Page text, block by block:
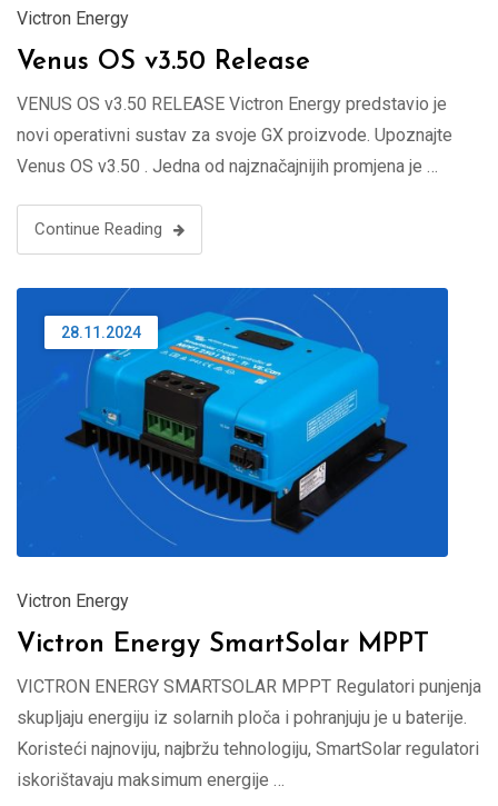
Victron Energy
Venus OS v3.50 Release
VENUS OS v3.50 RELEASE Victron Energy predstavio je
novi operativni sustav za svoje GX proizvode. Upoznajte
Venus OS v3.50 . Jedna od najznačajnijih promjena je …
Continue Reading
28.11.2024
Victron Energy
Victron Energy SmartSolar MPPT
VICTRON ENERGY SMARTSOLAR MPPT Regulatori punjenja
skupljaju energiju iz solarnih ploča i pohranjuju je u baterije.
Koristeći najnoviju, najbržu tehnologiju, SmartSolar regulatori
iskorištavaju maksimum energije …